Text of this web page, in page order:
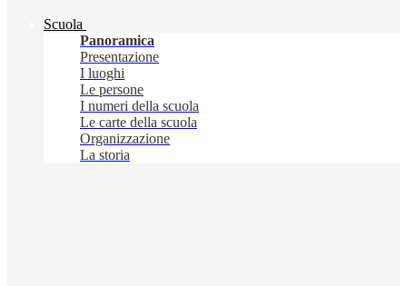
Scuola
Panoramica
Presentazione
I luoghi
Le persone
I numeri della scuola
Le carte della scuola
Organizzazione
La storia